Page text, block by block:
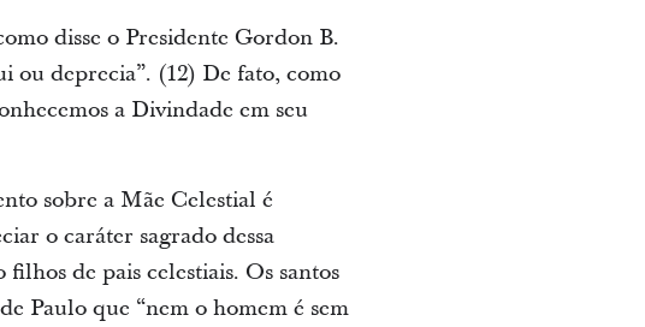
disse o Presidente Gordon B.
ou deprecia”. (12) De fato, como
a Divindade em seu
sobre a Mãe Celestial é
o caráter sagrado dessa
de pais celestiais. Os santos
Paulo que “nem o homem é sem